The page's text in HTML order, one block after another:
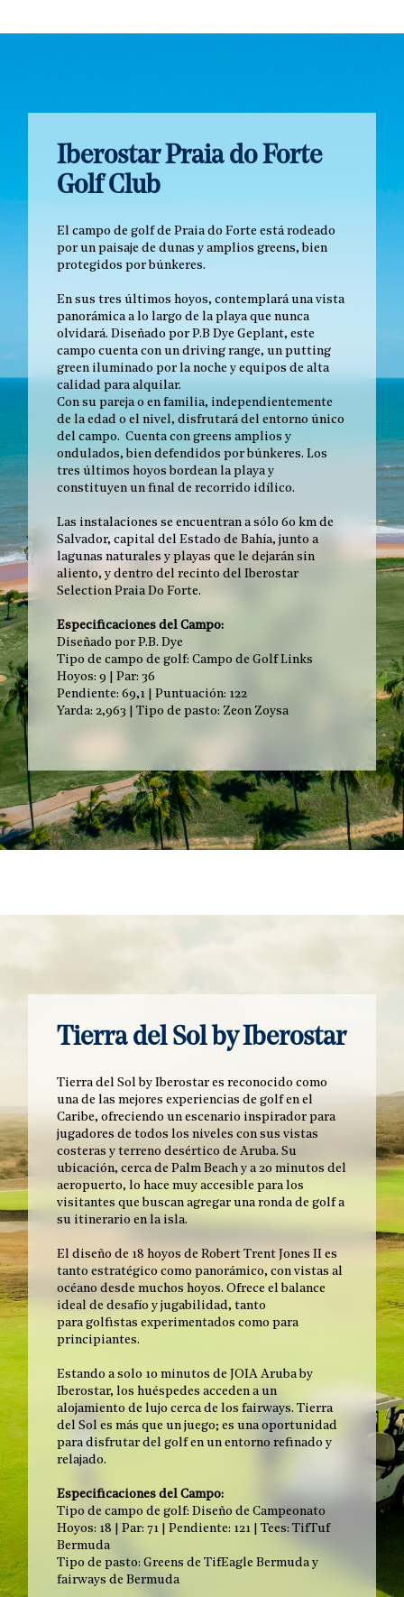
Iberostar Praia do Forte
Golf Club
El campo de golf de Praia do Forte está rodeado
por un paisaje de dunas y amplios greens, bien
protegidos por búnkeres.
En sus tres últimos hoyos, contemplará una vista
panorámica a lo largo de la playa que nunca
olvidará. Diseñado por P.B Dye Geplant, este
campo cuenta con un driving range, un putting
green iluminado por la noche y equipos de alta
calidad para alquilar.
Con su pareja o en familia, independientemente
de la edad o el nivel, disfrutará del entorno único
del campo. Cuenta con greens amplios y
ondulados, bien defendidos por búnkeres. Los
tres últimos hoyos bordean la playa y
constituyen un final de recorrido idílico.
Las instalaciones se encuentran a sólo 60 km de
Salvador, capital del Estado de Bahía, junto a
lagunas naturales y playas que le dejarán sin
aliento, y dentro del recinto del Iberostar
Selection Praia Do Forte.
Especificaciones del Campo:
Diseñado por P.B. Dye
Tipo de campo de golf: Campo de Golf Links
Hoyos: 9 | Par: 36
Pendiente: 69,1 | Puntuación: 122
Yarda: 2,963 | Tipo de pasto: Zeon Zoysa
Tierra del Sol by Iberostar
Tierra del Sol by Iberostar es reconocido como
una de las mejores experiencias de golf en el
Caribe, ofreciendo un escenario inspirador para
jugadores de todos los niveles con sus vistas
costeras y terreno desértico de Aruba. Su
ubicación, cerca de Palm Beach y a 20 minutos del
aeropuerto, lo hace muy accesible para los
visitantes que buscan agregar una ronda de golf a
su itinerario en la isla.
El diseño de 18 hoyos de Robert Trent Jones II es
tanto estratégico como panorámico, con vistas al
océano desde muchos hoyos. Ofrece el balance
ideal de desafío y jugabilidad, tanto
para golfistas experimentados como para
principiantes.
Estando a solo 10 minutos de JOIA Aruba by
Iberostar, los huéspedes acceden a un
alojamiento de lujo cerca de los fairways. Tierra
del Sol es más que un juego; es una oportunidad
para disfrutar del golf en un entorno refinado y
relajado.
Especificaciones del Campo:
Tipo de campo de golf: Diseño de Campeonato
Hoyos: 18 | Par: 71 | Pendiente: 121 | Tees: TifTuf
Bermuda
Tipo de pasto: Greens de TifEagle Bermuda y
fairways de Bermuda